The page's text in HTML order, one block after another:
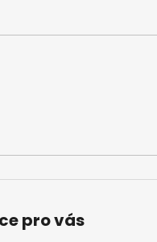
pro vás